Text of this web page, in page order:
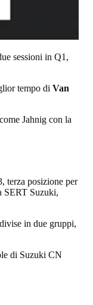
sessioni in Q1,
tempo di Van
Jahnig con la
terza posizione per
SERT Suzuki,
in due gruppi,
di Suzuki CN